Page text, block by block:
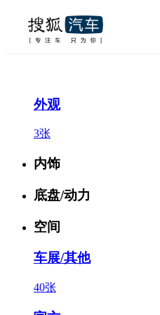
外观
3张
内饰
底盘/动力
空间
车展/其他
40张